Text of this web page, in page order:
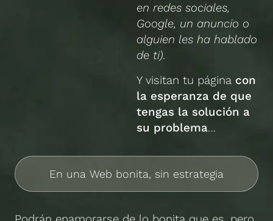
en redes sociales,
Google, un anuncio o
alguien les ha hablado
de ti).
Y visitan tu página con
la esperanza de que
tengas la solución a
su problema…
En una Web bonita, sin estrategia